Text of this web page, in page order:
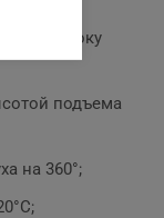
в
к потоку
подъема
на 360°;